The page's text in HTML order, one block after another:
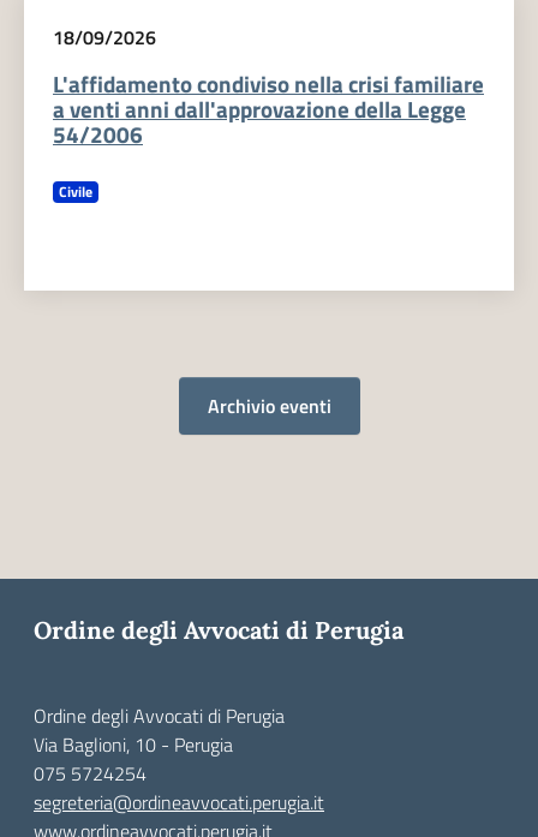
18/09/2026
L'affidamento condiviso nella crisi familiare
a venti anni dall'approvazione della Legge
54/2006
Civile
Archivio eventi
Ordine degli Avvocati di Perugia
Ordine degli Avvocati di Perugia
Via Baglioni, 10 - Perugia
075 5724254
segreteria@ordineavvocati.perugia.it
www.ordineavvocati.perugia.it